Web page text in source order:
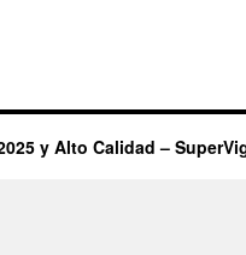
y Alto Calidad –